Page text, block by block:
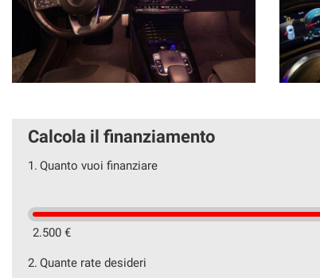
Calcola il finanziamento
1. Quanto vuoi finanziare
2.500 €
2. Quante rate desideri